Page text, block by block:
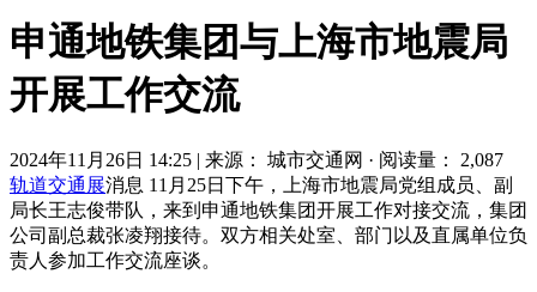
申通地铁集团与上海市地震局
开展工作交流
2024年11月26日 14:25 | 来源： 城市交通网 · 阅读量： 2,087
轨道交通展消息 11月25日下午，上海市地震局党组成员、副
局长王志俊带队，来到申通地铁集团开展工作对接交流，集团
公司副总裁张凌翔接待。双方相关处室、部门以及直属单位负
责人参加工作交流座谈。